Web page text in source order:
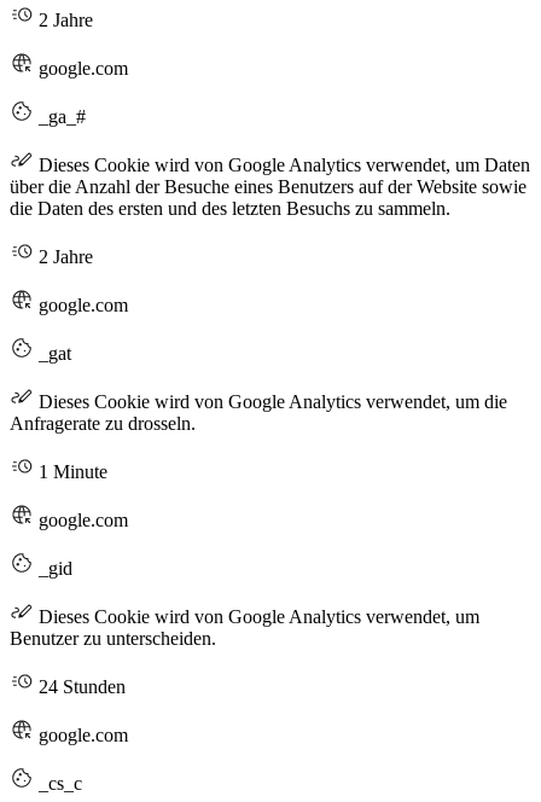
2 Jahre
google.com
_ga_#
Dieses Cookie wird von Google Analytics verwendet, um Daten
über die Anzahl der Besuche eines Benutzers auf der Website sowie
die Daten des ersten und des letzten Besuchs zu sammeln.
2 Jahre
google.com
_gat
Dieses Cookie wird von Google Analytics verwendet, um die
Anfragerate zu drosseln.
1 Minute
google.com
_gid
Dieses Cookie wird von Google Analytics verwendet, um
Benutzer zu unterscheiden.
24 Stunden
google.com
_cs_c